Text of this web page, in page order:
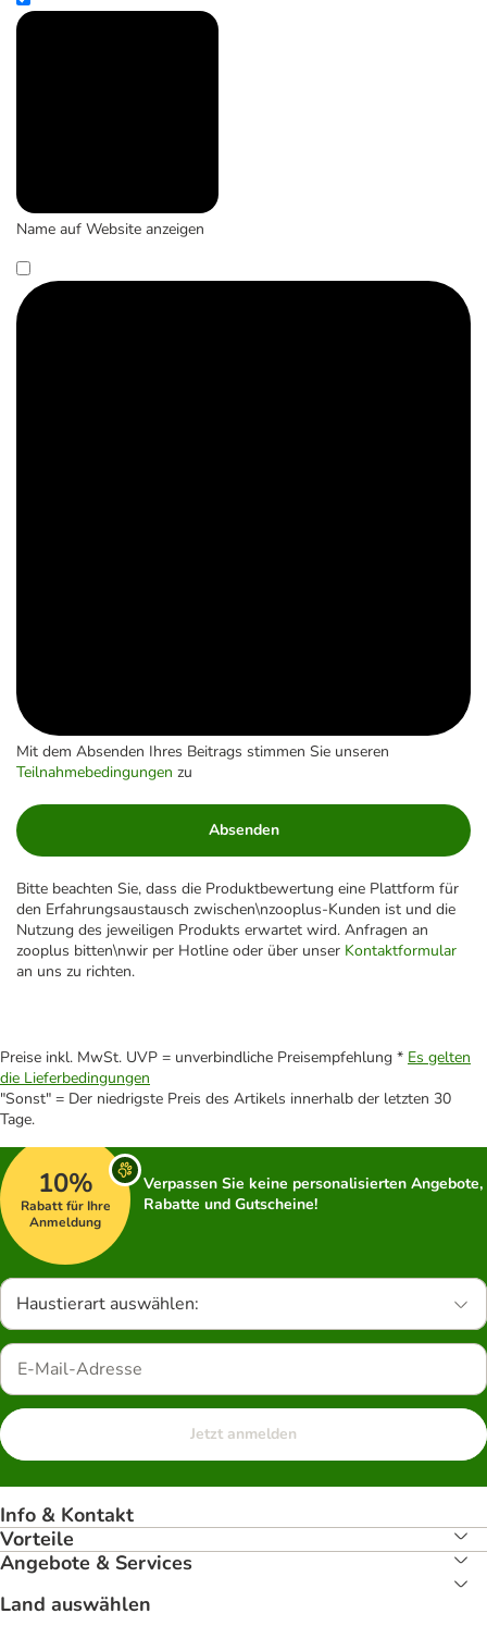
Name auf Website anzeigen
Mit dem Absenden Ihres Beitrags stimmen Sie unseren
Teilnahmebedingungen zu
Absenden
Bitte beachten Sie, dass die Produktbewertung eine Plattform für
den Erfahrungsaustausch zwischen\nzooplus-Kunden ist und die
Nutzung des jeweiligen Produkts erwartet wird. Anfragen an
zooplus bitten\nwir per Hotline oder über unser Kontaktformular
an uns zu richten.
Preise inkl. MwSt. UVP = unverbindliche Preisempfehlung * Es gelten
die Lieferbedingungen
"Sonst" = Der niedrigste Preis des Artikels innerhalb der letzten 30
Tage.
10%
Rabatt für Ihre
Anmeldung
Verpassen Sie keine personalisierten Angebote,
Rabatte und Gutscheine!
Haustierart auswählen:
Jetzt anmelden
Info & Kontakt
Vorteile
Angebote & Services
Land auswählen